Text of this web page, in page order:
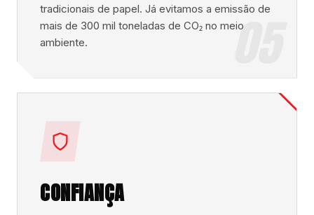
05
tradicionais de papel. Já evitamos a emissão de
mais de 300 mil toneladas de CO₂ no meio
ambiente.
CONFIANÇA